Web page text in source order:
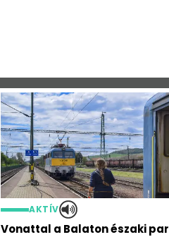
AKTÍV
Vonattal a Balaton északi